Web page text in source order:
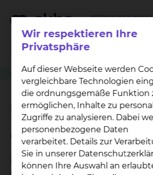
Geschäftsbereich Personal
Personal
Wir sind für Sie da
Im Geschäftsbereich Personal
Wir respektieren Ihre
Privatsphäre
Auf dieser Webseite werden
vergleichbare Technologien
die ordnungsgemäße Funktion
ermöglichen, Inhalte zu
Zugriffe zu analysieren. Dabei
personenbezogene Daten
verarbeitet. Details zur
Sie in unserer
können Ihre Auswahl an